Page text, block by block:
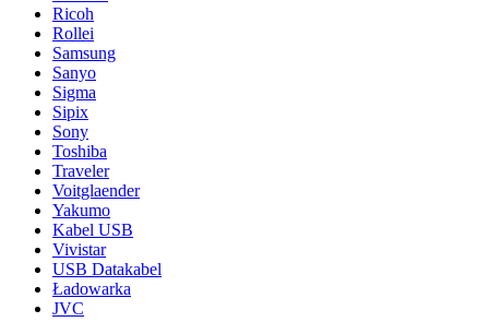
Ricoh
Rollei
Samsung
Sanyo
Sigma
Sipix
Sony
Toshiba
Traveler
Voitglaender
Yakumo
Kabel USB
Vivistar
USB Datakabel
Ładowarka
JVC